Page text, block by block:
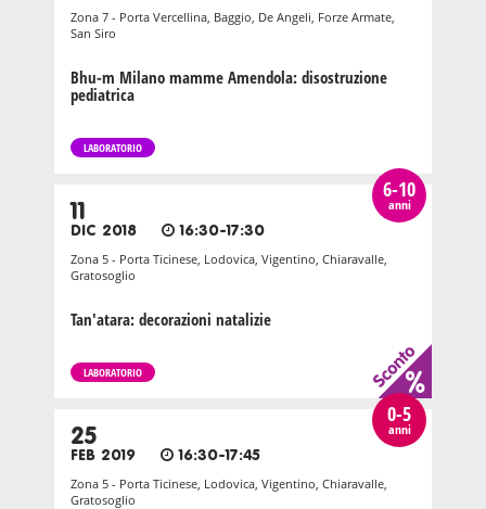
Zona 7 - Porta Vercellina, Baggio, De Angeli, Forze Armate,
San Siro
Bhu-m Milano mamme Amendola: disostruzione
pediatrica
LABORATORIO
6-10
anni
11
DIC 2018 16:30-17:30
Zona 5 - Porta Ticinese, Lodovica, Vigentino, Chiaravalle,
Gratosoglio
Tan'atara: decorazioni natalizie
LABORATORIO
0-5
anni
25
FEB 2019 16:30-17:45
Zona 5 - Porta Ticinese, Lodovica, Vigentino, Chiaravalle,
Gratosoglio